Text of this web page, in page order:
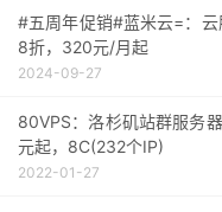
#五周年促销#蓝米云=：
8折，320元/月起
2024-09-27
80VPS：洛杉矶站群服务
元起，8C(232个IP)
2022-01-27